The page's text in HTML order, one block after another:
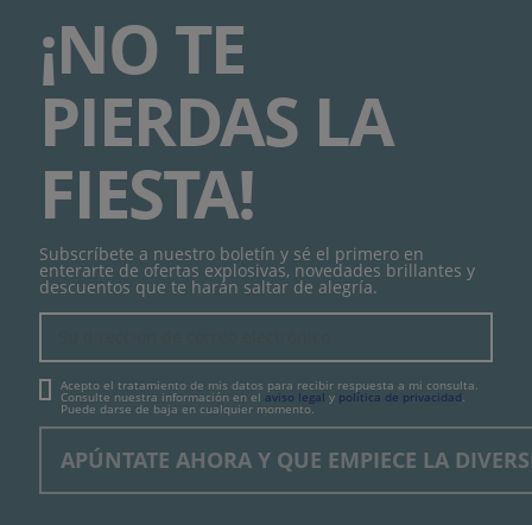
¡NO TE
PIERDAS LA
FIESTA!
Subscríbete a nuestro boletín y sé el primero en
enterarte de ofertas explosivas, novedades brillantes y
descuentos que te harán saltar de alegría.
Acepto el tratamiento de mis datos para recibir respuesta a mi consulta.
Consulte nuestra información en el aviso legal y política de privacidad.
Puede darse de baja en cualquier momento.